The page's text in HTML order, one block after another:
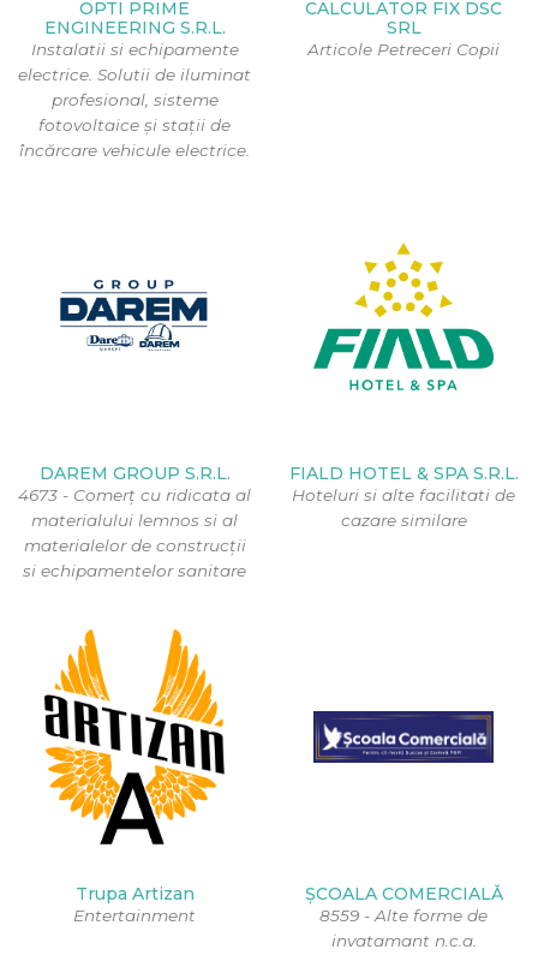
OPTI PRIME
ENGINEERING S.R.L.
Instalatii si echipamente
electrice. Solutii de iluminat
profesional, sisteme
fotovoltaice și stații de
încărcare vehicule electrice.
CALCULATOR FIX DSC
SRL
Articole Petreceri Copii
DAREM GROUP S.R.L.
4673 - Comerț cu ridicata al
materialului lemnos si al
materialelor de construcții
si echipamentelor sanitare
FIALD HOTEL & SPA S.R.L.
Hoteluri si alte facilitati de
cazare similare
Trupa Artizan
Entertainment
ŞCOALA COMERCIALǍ
8559 - Alte forme de
invatamant n.c.a.